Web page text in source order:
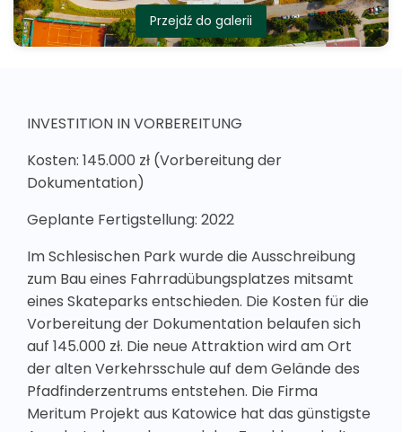
Przejdź do galerii
INVESTITION IN VORBEREITUNG
Kosten: 145.000 zł (Vorbereitung der
Dokumentation)
Geplante Fertigstellung: 2022
Im Schlesischen Park wurde die Ausschreibung
zum Bau eines Fahrradübungsplatzes mitsamt
eines Skateparks entschieden. Die Kosten für die
Vorbereitung der Dokumentation belaufen sich
auf 145.000 zł. Die neue Attraktion wird am Ort
der alten Verkehrsschule auf dem Gelände des
Pfadfinderzentrums entstehen. Die Firma
Meritum Projekt aus Katowice hat das günstigste